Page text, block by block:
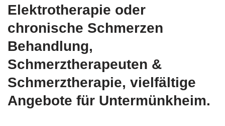
Elektrotherapie oder
chronische Schmerzen
Behandlung,
Schmerztherapeuten &
Schmerztherapie, vielfältige
Angebote für Untermünkheim.